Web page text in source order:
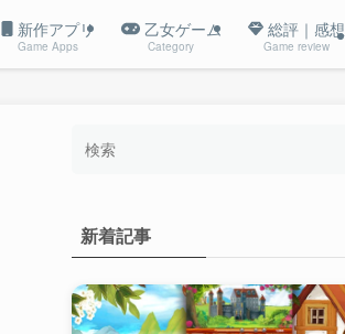
新作アプリ
Game Apps
乙女ゲーム
Category
総評｜感想
Game review
新着記事